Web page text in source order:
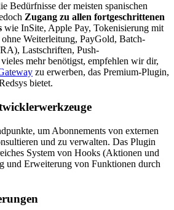
Bedürfnisse der meisten spanischen
Zugang zu allen fortgeschrittenen
wie InSite, Apple Pay, Tokenisierung mit
Weiterleitung, PayGold, Batch-
Lastschriften, Push-
mehr benötigst, empfehlen wir dir,
zu erwerben, das Premium-Plugin,
bietet.
um Abonnements von externen
und zu verwalten. Das Plugin
System von Hooks (Aktionen und
und Erweiterung von Funktionen durch